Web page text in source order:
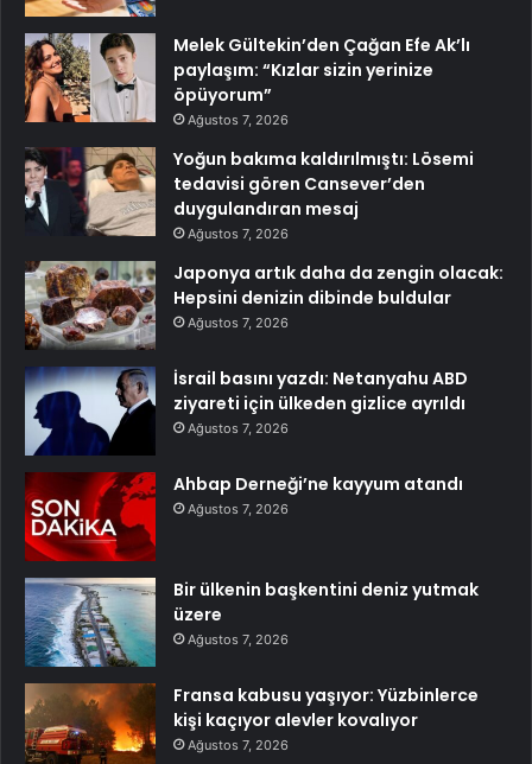
Melek Gültekin’den Çağan Efe Ak’lı
paylaşım: “Kızlar sizin yerinize
öpüyorum”
Ağustos 7, 2026
Yoğun bakıma kaldırılmıştı: Lösemi
tedavisi gören Cansever’den
duygulandıran mesaj
Ağustos 7, 2026
Japonya artık daha da zengin olacak:
Hepsini denizin dibinde buldular
Ağustos 7, 2026
İsrail basını yazdı: Netanyahu ABD
ziyareti için ülkeden gizlice ayrıldı
Ağustos 7, 2026
Ahbap Derneği’ne kayyum atandı
Ağustos 7, 2026
Bir ülkenin başkentini deniz yutmak
üzere
Ağustos 7, 2026
Fransa kabusu yaşıyor: Yüzbinlerce
kişi kaçıyor alevler kovalıyor
Ağustos 7, 2026